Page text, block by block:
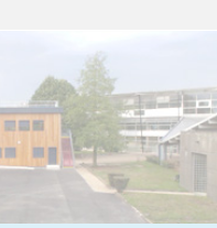
Contact